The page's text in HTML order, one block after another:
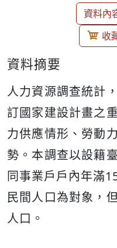
資料內
收
資料摘要
人力資源調查統計
訂國家建設計畫之
力供應情形、勞動
勢。本調查以設籍
同事業戶戶內年滿
民間人口為對象，
人口。